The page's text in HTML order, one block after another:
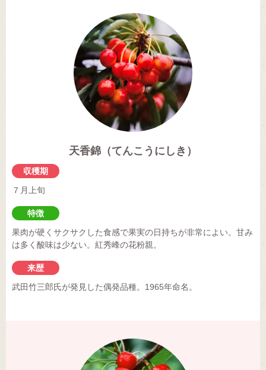
天香錦（てんこうにしき）
収穫期
７月上旬
特徴
果肉が硬くサクサクした食感で果実の日持ちが非常によい。甘み
は多く酸味は少ない。紅秀峰の花粉親。
来歴
武田竹三郎氏が発見した偶発品種。1965年命名。